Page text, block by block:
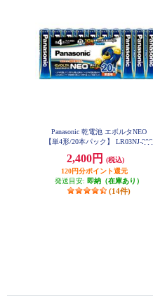
Panasonic 乾電池 エボルタNEO
【単4形/20本パック】 LR03NJ-20S
2,400円
(税込)
120円分ポイント還元
発送目安: 即納（在庫あり）
(14件)